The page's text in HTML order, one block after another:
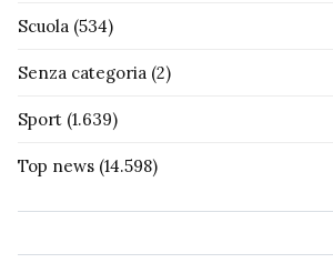
Scuola (534)
Senza categoria (2)
Sport (1.639)
Top news (14.598)